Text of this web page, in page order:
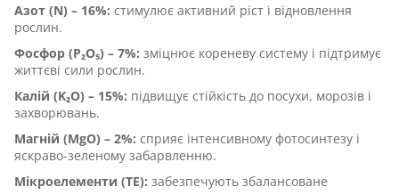
Азот (N) – 16%: стимулює активний ріст і відновлення
рослин.
Фосфор (P₂O₅) – 7%: зміцнює кореневу систему і підтримує
життєві сили рослин.
Калій (K₂O) – 15%: підвищує стійкість до посухи, морозів і
захворювань.
Магній (MgO) – 2%: сприяє інтенсивному фотосинтезу і
яскраво-зеленому забарвленню.
Мікроелементи (TE): забезпечують збалансоване